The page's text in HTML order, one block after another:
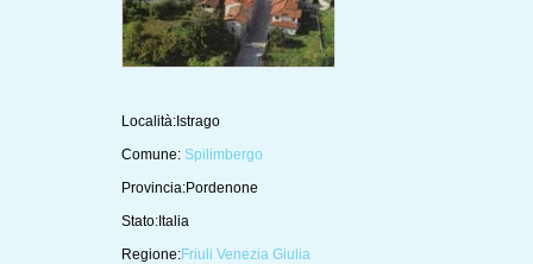
Località:Istrago
Comune: Spilimbergo
Provincia:Pordenone
Stato:Italia
Regione:Friuli Venezia Giulia